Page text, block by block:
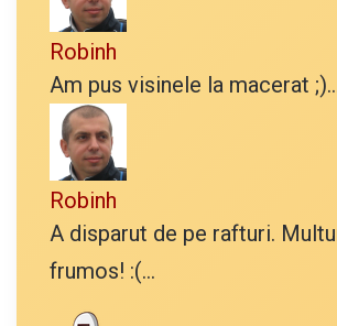
Robinh
Am pus visinele la macerat
Robinh
A disparut de pe rafturi.
frumos! :(...